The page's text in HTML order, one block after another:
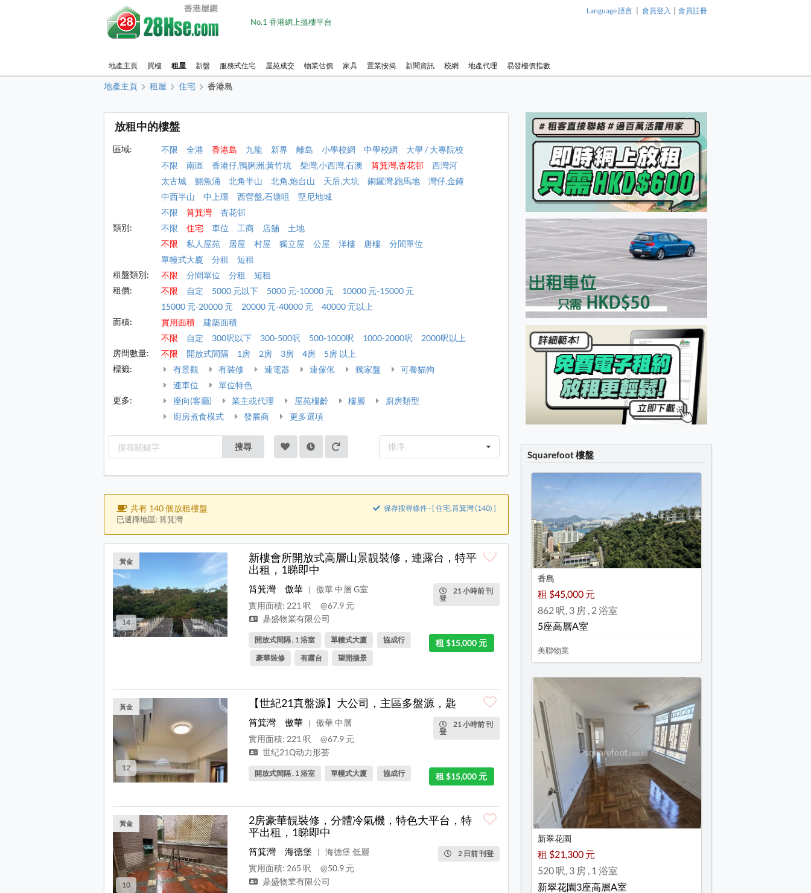
No.1 香港網上搵樓平台
Language 語言 | 會員登入 | 會員註冊
地產主頁 買樓 租屋 新盤 服務式住宅 屋苑成交 物業估價 家具 置業按揭 新聞資訊 校網 地產代理 易發樓價指數
地產主頁 租屋 住宅 香港島
放租中的樓盤
區域: 不限 全港 香港島 九龍 新界 離島 小學校網 中學校網
大學 / 大專院校
不限
南區 香港仔,鴨脷洲,黃竹坑 柴灣,小西灣,石澳 筲箕灣,杏花邨
西灣河
太古城
鰂魚涌 北角半山 北角,炮台山 天后,大坑 銅鑼灣,跑馬地
灣仔,金鐘
中西半山
中上環 西營盤,石塘咀
堅尼地城
不限
筲箕灣
杏花邨
類別:
不限 住宅 車位 工商 店舖
土地
不限
私人屋苑 居屋 村屋 獨立屋 公屋 洋樓 唐樓
分間單位
單幢式大廈
分租
短租
租盤類別:
不限 分間單位 分租
短租
租價:
不限 自定 5000 元以下 5000 元-10000 元
10000 元-15000 元
15000 元-20000 元
20000 元-40000 元
40000 元以上
面積:
實用面積
建築面積
不限
自定 300呎以下 300-500呎 500-1000呎 1000-2000呎
2000呎以上
房間數量:
不限 開放式間隔 1房 2房 3房 4房
5房 以上
標籤:
有景觀 有裝修 連電器 連傢俬 獨家盤
可養貓狗
連車位
單位特色
更多:
座向(客廳) 業主或代理 屋苑樓齡 樓層
廚房類型
廚房煮食模式
發展商 更多選項
搜尋 排序
共有 140 個放租樓盤
已選擇地區: 筲箕灣
保存搜尋條件 - [ 住宅,筲箕灣 (140) ]
14
黃金
新樓會所開放式高層山景靚裝修，連露台，特平
出租，1睇即中
21 小時前 刊
登
筲箕灣 傲華 |
傲華 中層 G室
實用面積: 221 呎
@67.9 元
鼎盛物業有限公司
租 $15,000 元
開放式間隔 , 1 浴室 單幢式大廈
協成行
豪華裝修
有露台 望開揚景
12
黃金 【世紀21真盤源】大公司，主區多盤源，匙
21 小時前 刊
登
筲箕灣 傲華 |
傲華 中層
實用面積: 221 呎
@67.9 元
世纪21Q动力形荟
租 $15,000 元
開放式間隔 , 1 浴室 單幢式大廈 協成行
10
黃金
2房豪華靚裝修，分體冷氣機，特色大平台，特
平出租，1睇即中
2 日前 刊登
筲箕灣 海德堡 |
海德堡 低層
實用面積: 265 呎
@50.9 元
鼎盛物業有限公司
Squarefoot 樓盤
香島
租 $45,000 元
862 呎, 3 房 , 2 浴室
5座高層A室
美聯物業
新翠花園
租 $21,300 元
520 呎, 3 房 , 1 浴室
新翠花園3座高層A室